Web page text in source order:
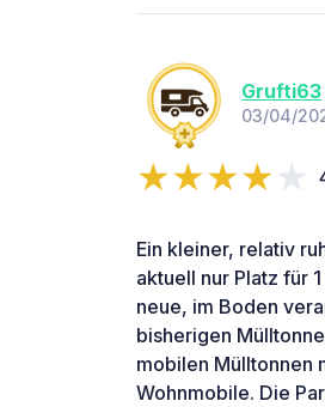
Grufti63
03/04/
Ein kleiner, relativ
aktuell nur Platz für
neue, im Boden
bisherigen
mobilen Mülltonnen
Wohnmobile. Die